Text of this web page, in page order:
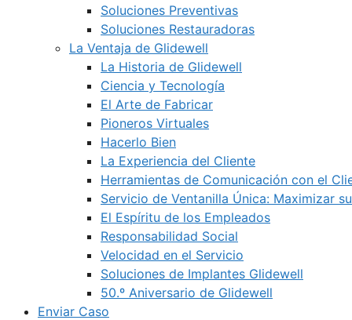
Soluciones Preventivas
Soluciones Restauradoras
La Ventaja de Glidewell
La Historia de Glidewell
Ciencia y Tecnología
El Arte de Fabricar
Pioneros Virtuales
Hacerlo Bien
La Experiencia del Cliente
Herramientas de Comunicación con el
Servicio de Ventanilla Única: Maximizar
El Espíritu de los Empleados
Responsabilidad Social
Velocidad en el Servicio
Soluciones de Implantes Glidewell
50.º Aniversario de Glidewell
Enviar Caso